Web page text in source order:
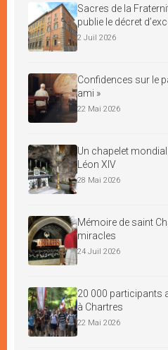
Sacres de la
publie le décret
2 Juil 2026
Confidences sur le
ami »
22 Mai 2026
Un chapelet
Léon XIV
28 Mai 2026
Mémoire de saint
miracles
24 Juil 2026
20 000 participants
à Chartres
22 Mai 2026